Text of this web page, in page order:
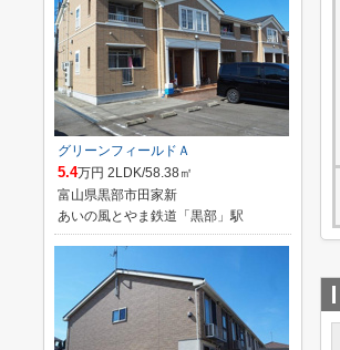
グリーンフィールドＡ
5.4万円 2LDK/58.38㎡
富山県黒部市田家新
あいの風とやま鉄道「黒部」駅